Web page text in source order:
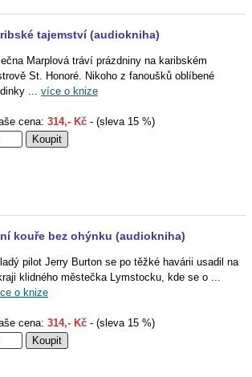
tajemství (audiokniha)
Marplová tráví prázdniny na karibském
St. Honoré. Nikoho z fanoušků oblíbené
... více o knize
cena: 314,- Kč - (sleva 15 %)
kouře bez ohýnku (audiokniha)
pilot Jerry Burton se po těžké havárii usadil na
klidného městečka Lymstocku, kde se o ...
o knize
cena: 314,- Kč - (sleva 15 %)